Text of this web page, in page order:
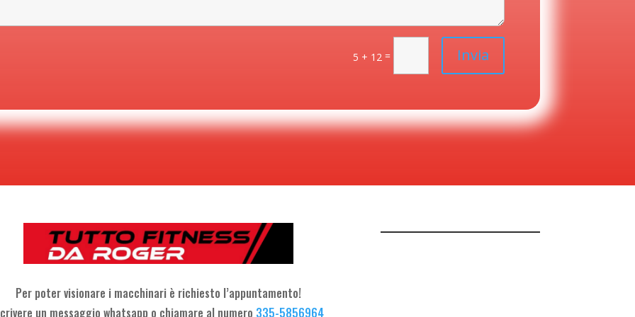
5 + 12 = Invia
Per poter visionare i macchinari è richiesto l’appuntamento!
un messaggio whatsapp o chiamare al numero 335-5856964